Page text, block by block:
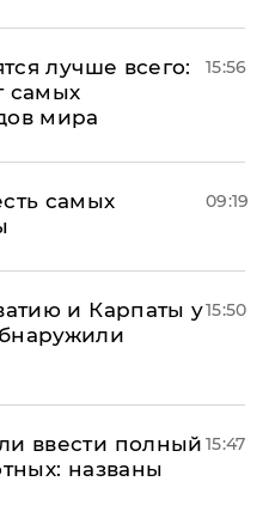
лучше всего:
самых
мира
15:56
самых
09:19
и Карпаты у15:50
ввести полный
названы
15:47